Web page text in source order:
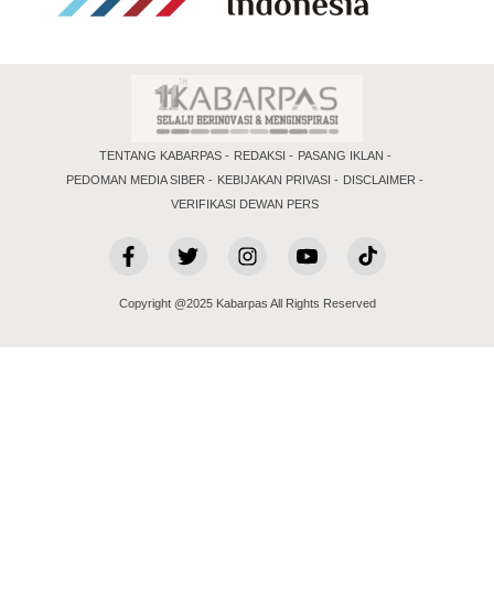
TENTANG KABARPAS REDAKSI
PASANG IKLAN
PEDOMAN MEDIA SIBER
KEBIJAKAN PRIVASI
DISCLAIMER
VERIFIKASI DEWAN PERS
Copyright @2025 Kabarpas All Rights Reserved